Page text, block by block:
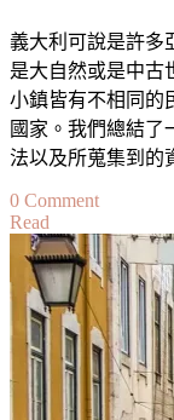
到
波
蘭
去
旅
遊
重
要
資
訊
The
Ultimate
Frequently
義大利可說是許多
是大自然或是中古
小鎮皆有不相同的
國家。我們總結了
法以及所蒐集到的
0 Commenton
大
利】
由
行
常
Read